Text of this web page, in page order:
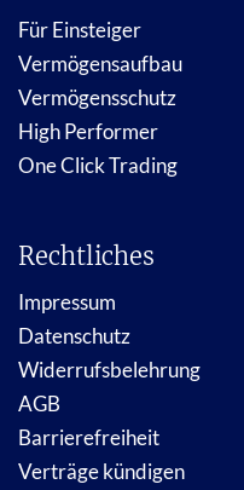
Für Einsteiger
Vermögensaufbau
Vermögensschutz
High Performer
One Click Trading
Rechtliches
Impressum
Datenschutz
Widerrufsbelehrung
AGB
Barrierefreiheit
Verträge kündigen